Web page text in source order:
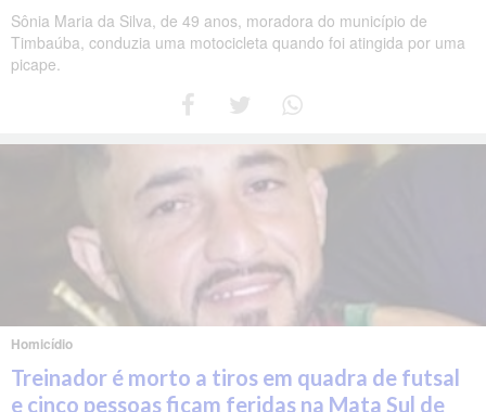
Sônia Maria da Silva, de 49 anos, moradora do município de
Timbaúba, conduzia uma motocicleta quando foi atingida por uma
picape.
Homicídio
Treinador é morto a tiros em quadra de futsal
e cinco pessoas ficam feridas na Mata Sul de